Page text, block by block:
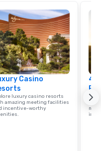
Casino
luxury casino resorts
amazing meeting facilities
incentive-worthy
4